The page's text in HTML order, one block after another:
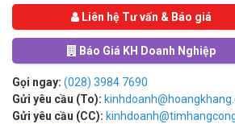
Liên hệ Tư vấn & Báo giá
Báo Giá KH Doanh Nghiệp
Gọi ngay: (028) 3984 7690
Gửi yêu cầu (To):
Gửi yêu cầu (CC):